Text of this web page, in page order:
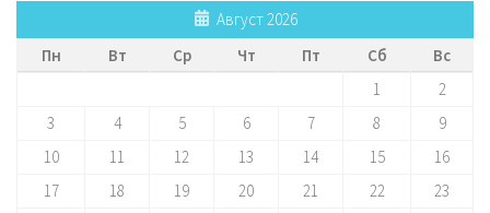
Август 2026
Пн
Вт Ср Чт Пт Сб
Вс
1
2
3
4 5 6 7 8
9
10
11 12 13 14 15
16
17
18 19 20 21 22
23